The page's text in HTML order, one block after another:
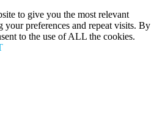
to give you the most relevant
your preferences and repeat visits. By
to the use of ALL the cookies.